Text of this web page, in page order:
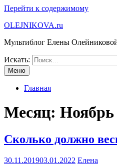
Перейти к содержимому
OLEJNIKOVA.ru
Мультиблог Елены
Искать:
Меню
Главная
Месяц: Ноябрь
Сколько должно
30.11.201903.01.2022 Елена